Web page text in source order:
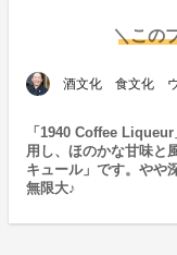
＼この
酒文化 食文化 ウ
「1940 Coffee
用し、ほのかな甘味と
キュール」です。やや
無限大♪